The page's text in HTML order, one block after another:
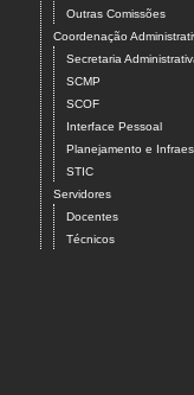
Outras Comissões
Coordenação
Secretaria
SCMP
SCOF
Interface Pessoal
Planejamento e
STIC
Servidores
Docentes
Técnicos